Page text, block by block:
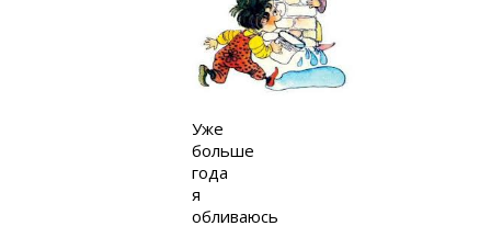
Уже
больше
года
я
обливаюсь